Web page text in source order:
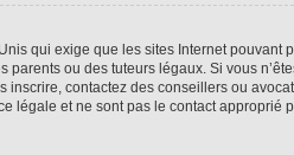
qui exige que les sites Internet
ou des tuteurs légaux. Si vous
contactez des conseillers ou
légale et ne sont pas le contact approprié